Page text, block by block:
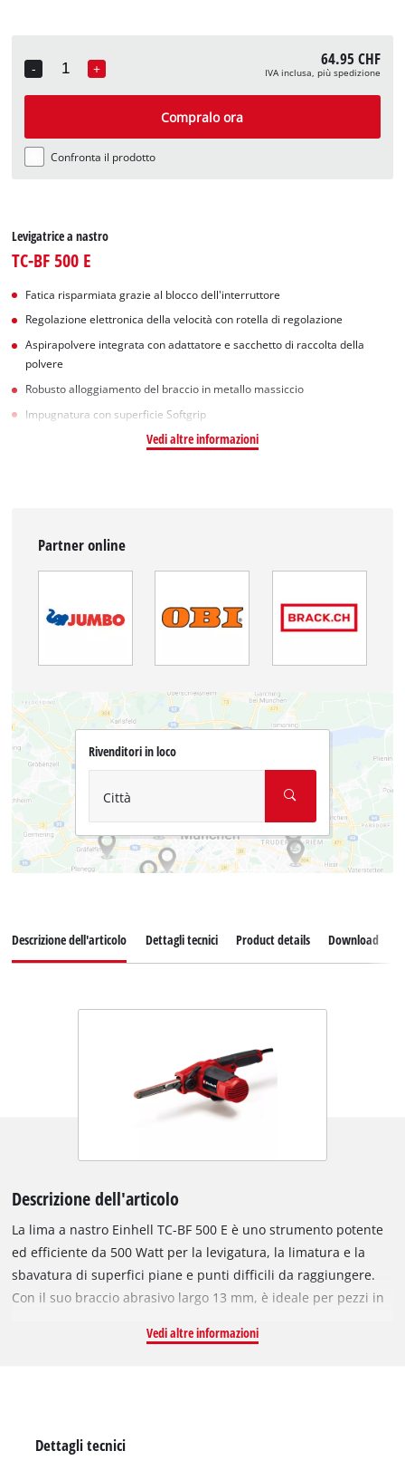
No articolo: 4419817
-
Quantity
+ 64.95 CHF
IVA inclusa, più spedizione
Compralo ora
Confronta il prodotto
Levigatrice a nastro
TC-BF 500 E
Fatica risparmiata grazie al blocco dell'interruttore
Regolazione elettronica della velocità con rotella di regolazione
Aspirapolvere integrata con adattatore e sacchetto di raccolta della
polvere
Robusto alloggiamento del braccio in metallo massiccio
Impugnatura con superficie Softgrip
Vedi altre informazioni
Partner online
Rivenditori in loco
Città
Descrizione dell'articolo Dettagli tecnici Product details Download
Descrizione dell'articolo
La lima a nastro Einhell TC-BF 500 E è uno strumento potente
ed efficiente da 500 Watt per la levigatura, la limatura e la
sbavatura di superfici piane e punti difficili da raggiungere.
Con il suo braccio abrasivo largo 13 mm, è ideale per pezzi in
in metallo massiccio garantisce una lunga durata e una
abrasivo, può essere regolata adeguatamente con una ghiera
Vedi altre informazioni
Dettagli tecnici